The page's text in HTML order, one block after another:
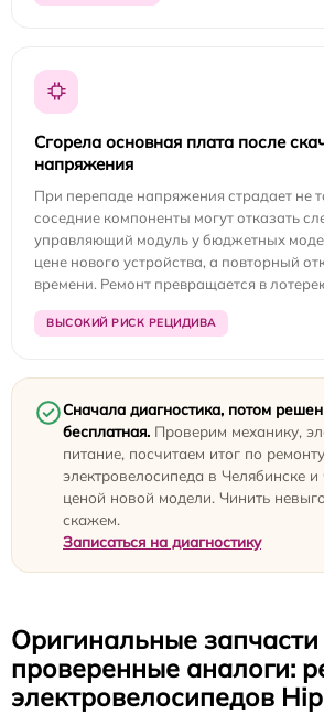
Сгорела основная плата после
напряжения
При перепаде напряжения страдает не
соседние компоненты могут отказать
управляющий модуль у бюджетных
цене нового устройства, а повторный
времени. Ремонт превращается в
ВЫСОКИЙ РИСК РЕЦИДИВА
Сначала диагностика, потом
бесплатная. Проверим механику,
питание, посчитаем итог по ремонту
электровелосипеда в Челябинске
ценой новой модели. Чинить
скажем.
Записаться на диагностику
Оригинальные
проверенные аналоги:
электровелосипедов